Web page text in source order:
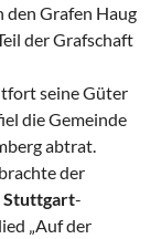
den Grafen Haug
der Grafschaft
seine Güter
die Gemeinde
abtrat.
der
Stuttgart-
„Auf der